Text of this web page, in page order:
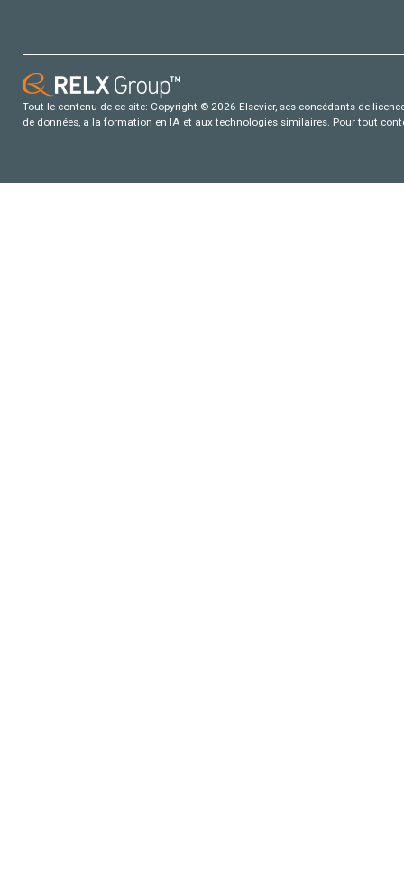
Tout le contenu de ce site: Copyright © 2026 Elsevier, ses concédants de
de données, a la formation en IA et aux technologies similaires. Pour tout